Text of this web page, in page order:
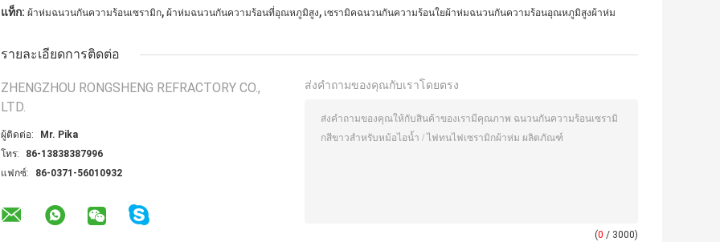
แท็ก: ผ้าห่มฉนวนกันความร้อนเซรามิก, ผ้าห่มฉนวนกันความร้อนที่อุณหภูมิสูง, เซรามิคฉนวนกันความร้อนใยผ้าห่มฉนวนกันความร้อนอุณหภูมิสูงผ้าห่ม
รายละเอียดการติดต่อ
ZHENGZHOU RONGSHENG REFRACTORY CO.,
LTD.
ผู้ติดต่อ:
Mr. Pika
โทร:
86-13838387996
แฟกซ์:
86-0371-56010932
ส่งคำถามของคุณกับเราโดยตรง
(0 / 3000)